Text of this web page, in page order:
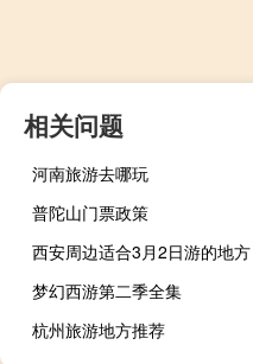
相关问题
河南旅游去哪玩
普陀山门票政策
西安周边适合3月2日游的地方
梦幻西游第二季全集
杭州旅游地方推荐